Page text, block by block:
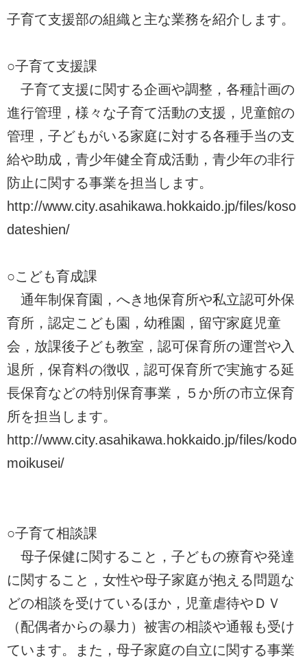
子育て支援部の組織と主な業務を紹介します。
○子育て支援課
子育て支援に関する企画や調整，各種計画の
進行管理，様々な子育て活動の支援，児童館の
管理，子どもがいる家庭に対する各種手当の支
給や助成，青少年健全育成活動，青少年の非行
防止に関する事業を担当します。
http://www.city.asahikawa.hokkaido.jp/files/koso
dateshien/
○こども育成課
通年制保育園，へき地保育所や私立認可外保
育所，認定こども園，幼稚園，留守家庭児童
会，放課後子ども教室，認可保育所の運営や入
退所，保育料の徴収，認可保育所で実施する延
長保育などの特別保育事業，５か所の市立保育
所を担当します。
http://www.city.asahikawa.hokkaido.jp/files/kodo
moikusei/
○子育て相談課
母子保健に関すること，子どもの療育や発達
に関すること，女性や母子家庭が抱える問題な
どの相談を受けているほか，児童虐待やＤＶ
（配偶者からの暴力）被害の相談や通報も受け
ています。また，母子家庭の自立に関する事業